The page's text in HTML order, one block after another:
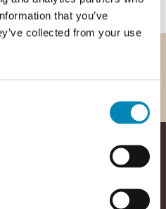
that you’ve
collected from your use